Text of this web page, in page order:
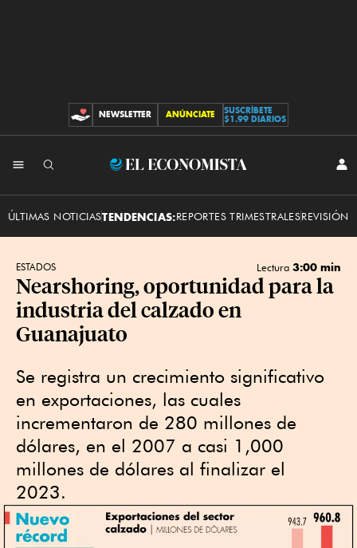
CONTRIBUCIONES
NEWSLETTER ANÚNCIATE
SUSCRÍBETE
$1.99 DIARIOS
El
ÚLTIMAS NOTICIASTENDENCIAS:REPORTES TRIMESTRALESREVISIÓN
ESTADOS Lectura 3:00 min
Nearshoring, oportunidad para la
industria del calzado en
Guanajuato
Se registra un crecimiento significativo
en exportaciones, las cuales
incrementaron de 280 millones de
dólares, en el 2007 a casi 1,000
millones de dólares al finalizar el
2023.